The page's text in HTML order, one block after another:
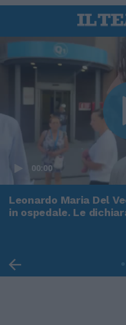
00:00
Leonardo Maria Del
in ospedale. Le